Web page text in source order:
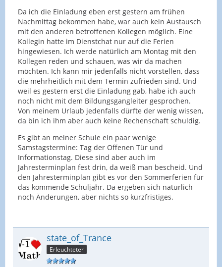
Da ich die Einladung eben erst gestern am frühen
Nachmittag bekommen habe, war auch kein Austausch
mit den anderen betroffenen Kollegen möglich. Eine
Kollegin hatte im Dienstchat nur auf die Ferien
hingewiesen. Ich werde natürlich am Montag mit den
Kollegen reden und schauen, was wir da machen
möchten. Ich kann mir jedenfalls nicht vorstellen, dass
die mehrheitlich mit dem Termin zufrieden sind. Und
weil es gestern erst die Einladung gab, habe ich auch
noch nicht mit dem Bildungsgangleiter gesprochen.
Von meinem Urlaub jedenfalls dürfte der wenig wissen,
da bin ich ihm aber auch keine Rechenschaft schuldig.
Es gibt an meiner Schule ein paar wenige
Samstagstermine: Tag der Offenen Tür und
Informationstag. Diese sind aber auch im
Jahresterminplan fest drin, da weiß man bescheid. Und
den Jahresterminplan gibt es vor den Sommerferien für
das kommende Schuljahr. Da ergeben sich natürlich
noch Änderungen, aber nichts so kurzfristiges.
state_of_Trance
Erleuchteter